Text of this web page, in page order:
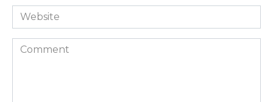
Website
Comment